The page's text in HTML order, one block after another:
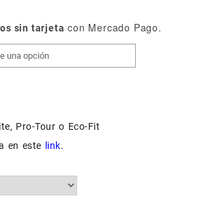
sin tarjeta con Mercado Pago.
Pro-Tour o Eco-Fit
en este
link.